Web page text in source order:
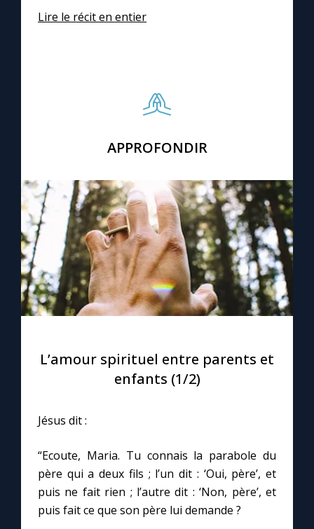
Lire le récit en entier
APPROFONDIR
© Unsplash/Aarón Blanco Tejedor
L’amour spirituel entre parents et
enfants (1/2)
Jésus dit :
“Ecoute, Maria. Tu connais la parabole du
père qui a deux fils ; l’un dit : ‘Oui, père’, et
puis ne fait rien ; l’autre dit : ‘Non, père’, et
puis fait ce que son père lui demande ?